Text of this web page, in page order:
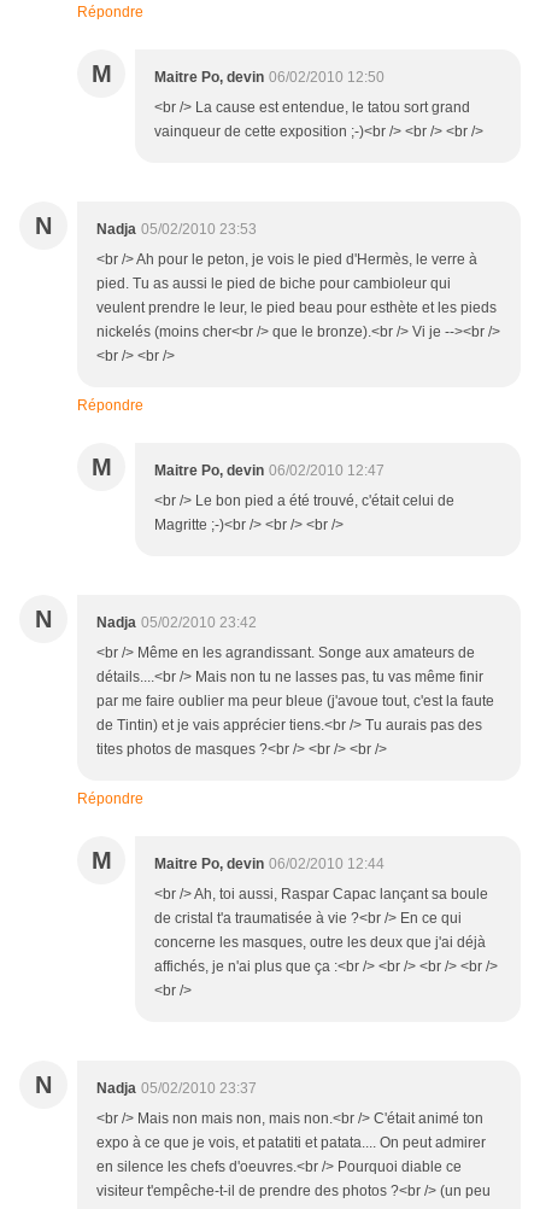
Répondre
M Maitre Po, devin 06/02/2010 12:50
<br /> La cause est entendue, le tatou sort grand
vainqueur de cette exposition ;-)<br /> <br /> <br />
N Nadja 05/02/2010 23:53
<br /> Ah pour le peton, je vois le pied d'Hermès, le verre à
pied. Tu as aussi le pied de biche pour cambioleur qui
veulent prendre le leur, le pied beau pour esthète et les pieds
nickelés (moins cher<br /> que le bronze).<br /> Vi je --><br />
<br /> <br />
Répondre
M Maitre Po, devin 06/02/2010 12:47
<br /> Le bon pied a été trouvé, c'était celui de
Magritte ;-)<br /> <br /> <br />
N Nadja 05/02/2010 23:42
<br /> Même en les agrandissant. Songe aux amateurs de
détails....<br /> Mais non tu ne lasses pas, tu vas même finir
par me faire oublier ma peur bleue (j'avoue tout, c'est la faute
de Tintin) et je vais apprécier tiens.<br /> Tu aurais pas des
tites photos de masques ?<br /> <br /> <br />
Répondre
M Maitre Po, devin 06/02/2010 12:44
<br /> Ah, toi aussi, Raspar Capac lançant sa boule
de cristal t'a traumatisée à vie ?<br /> En ce qui
concerne les masques, outre les deux que j'ai déjà
affichés, je n'ai plus que ça :<br /> <br /> <br /> <br />
<br />
N Nadja 05/02/2010 23:37
<br /> Mais non mais non, mais non.<br /> C'était animé ton
expo à ce que je vois, et patatiti et patata.... On peut admirer
en silence les chefs d'oeuvres.<br /> Pourquoi diable ce
visiteur t'empêche-t-il de prendre des photos ?<br /> (un peu